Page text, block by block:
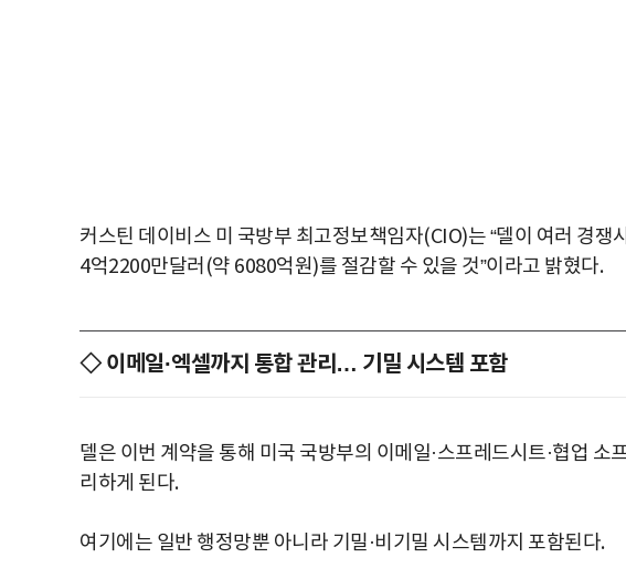
커스틴 데이비스 미 국방부 최고정보책임자(CIO)는 “델이 여러 경쟁
4억2200만달러(약 6080억원)를 절감할 수 있을 것”이라고 밝혔다.
◇ 이메일·엑셀까지 통합 관리… 기밀 시스템 포함
델은 이번 계약을 통해 미국 국방부의 이메일·스프레드시트·협업 소
리하게 된다.
여기에는 일반 행정망뿐 아니라 기밀·비기밀 시스템까지 포함된다.